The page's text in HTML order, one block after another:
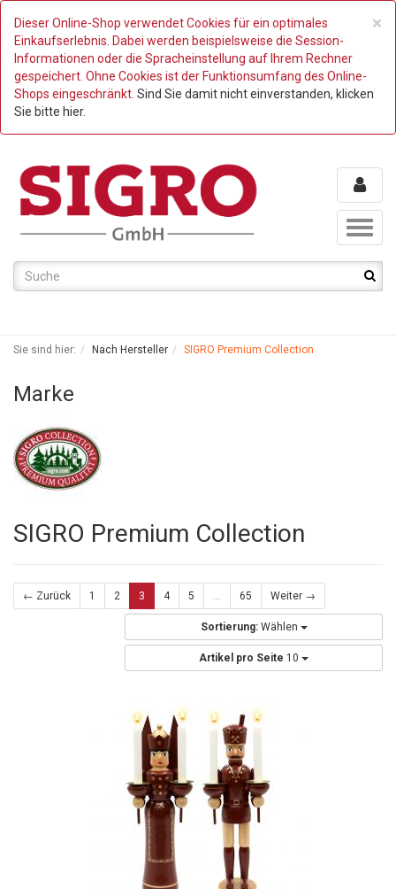
×
Dieser Online-Shop verwendet Cookies für ein optimales
Einkaufserlebnis. Dabei werden beispielsweise die Session-
Informationen oder die Spracheinstellung auf Ihrem Rechner
gespeichert. Ohne Cookies ist der Funktionsumfang des Online-
Shops eingeschränkt. Sind Sie damit nicht einverstanden, klicken
Sie bitte hier.
Toggle
Sie sind hier: Nach Hersteller SIGRO Premium Collection
Marke
SIGRO Premium Collection
← Zurück 1 2 3 4 5 ... 65 Weiter →
Sortierung: Wählen
Artikel pro Seite 10